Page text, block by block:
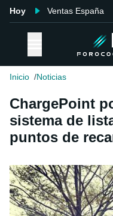
Hoy Ventas España
Inicio Noticias
ChargePoint
sistema de
puntos de